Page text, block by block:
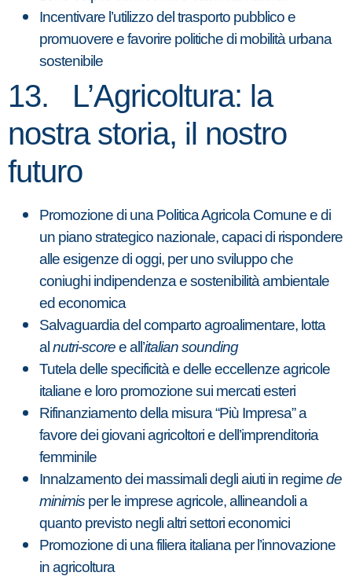
Incentivare l’utilizzo del trasporto pubblico e
promuovere e favorire politiche di mobilità urbana
sostenibile
13. L’Agricoltura: la
nostra storia, il nostro
futuro
Promozione di una Politica Agricola Comune e di
un piano strategico nazionale, capaci di rispondere
alle esigenze di oggi, per uno sviluppo che
coniughi indipendenza e sostenibilità ambientale
ed economica
Salvaguardia del comparto agroalimentare, lotta
alnutri-scoree all’italian sounding
Tutela delle specificità e delle eccellenze agricole
italiane e loro promozione sui mercati esteri
Rifinanziamento della misura “Più Impresa” a
favore dei giovani agricoltori e dell’imprenditoria
femminile
Innalzamento dei massimali degli aiuti in regimede
minimis per le imprese agricole, allineandoli a
quanto previsto negli altri settori economici
Promozione di una filiera italiana per l’innovazione
in agricoltura